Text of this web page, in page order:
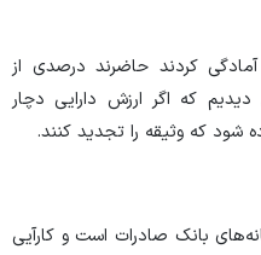
کردند‌ حاضرند درصدی از
دیدیم که اگر ارزش دارایی دچار
شود که وثیقه را تجدید کنند.
بانک صادرات است و کارآیی